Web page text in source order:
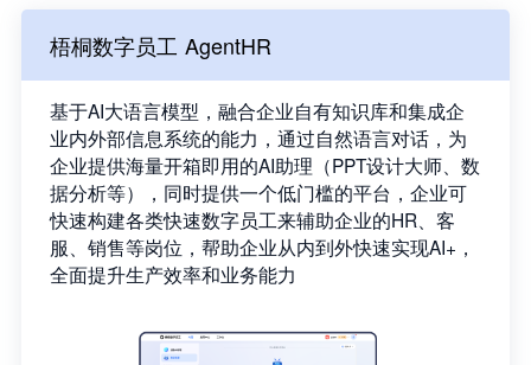
梧桐数字员工 AgentHR
基于AI大语言模型，融合企业自有知识库和集成企
业内外部信息系统的能力，通过自然语言对话，为
企业提供海量开箱即用的AI助理（PPT设计大师、数
据分析等），同时提供一个低门槛的平台，企业可
快速构建各类快速数字员工来辅助企业的HR、客
服、销售等岗位，帮助企业从内到外快速实现AI+，
全面提升生产效率和业务能力